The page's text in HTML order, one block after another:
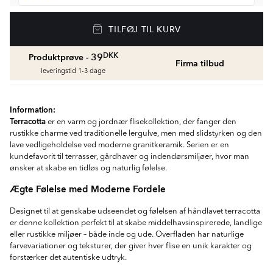
Golvvärmepaket med termostat
Vådrumssilikone
Rengøring & Vedligeholdelse
fr.
Fliseliste
fr.38DKK
TILFØJ TIL KURV
Produktprøve - 39DKK
leveringstid 1-3 dage
Firma tilbud
Information:
Terracotta er en varm og jordnær flisekollektion, der fanger den
rustikke charme ved traditionelle lergulve, men med slidstyrken og den
lave vedligeholdelse ved moderne granitkeramik. Serien er en
kundefavorit til terrasser, gårdhaver og indendørsmiljøer, hvor man
ønsker at skabe en tidløs og naturlig følelse.
Ægte Følelse med Moderne Fordele
Designet til at genskabe udseendet og følelsen af håndlavet terracotta
er denne kollektion perfekt til at skabe middelhavsinspirerede, landlige
eller rustikke miljøer – både inde og ude. Overfladen har naturlige
farvevariationer og teksturer, der giver hver flise en unik karakter og
forstærker det autentiske udtryk.